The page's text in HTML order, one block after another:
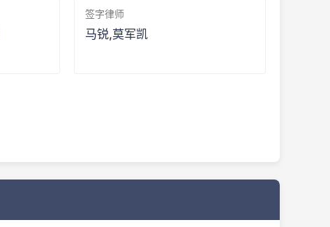
签字律师
马锐,莫军凯